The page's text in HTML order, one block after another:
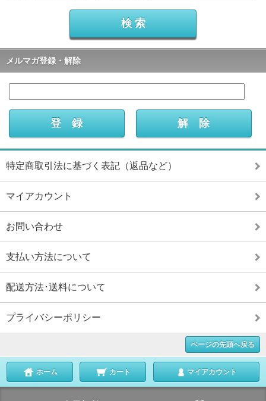
メルマガ登録・解除
特定商取引法に基づく表記（返品など）
マイアカウント
お問い合わせ
支払い方法について
配送方法･送料について
プライバシーポリシー
ページの先頭へ戻る
ホーム カート マイアカウント